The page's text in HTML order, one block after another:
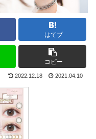
はてブ
コピー
2022.12.18 2021.04.10